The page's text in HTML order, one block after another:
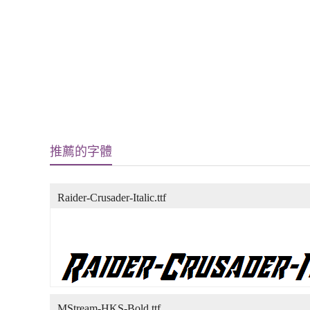
推薦的字體
Raider-Crusader-Italic.ttf